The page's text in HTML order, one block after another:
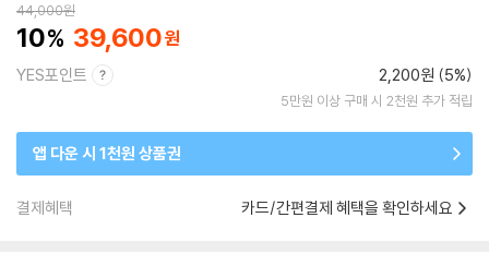
44,000원
10 39,600
YES포인트 2,200원 (5%)
5만원 이상 구매 시 2천원 추가 적립
앱 다운 시 1천원 상품권
결제혜택 카드/간편결제 혜택을 확인하세요